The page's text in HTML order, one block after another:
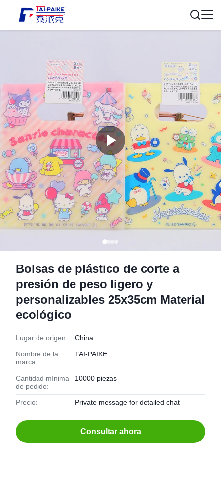
Bolsas de plástico de corte a
presión de peso ligero y
personalizables 25x35cm Material
ecológico
Lugar de origen: China.
Nombre de la
marca:
TAI-PAIKE
Cantidad mínima
de pedido:
10000 piezas
Precio: Private message for detailed chat
Consultar ahora